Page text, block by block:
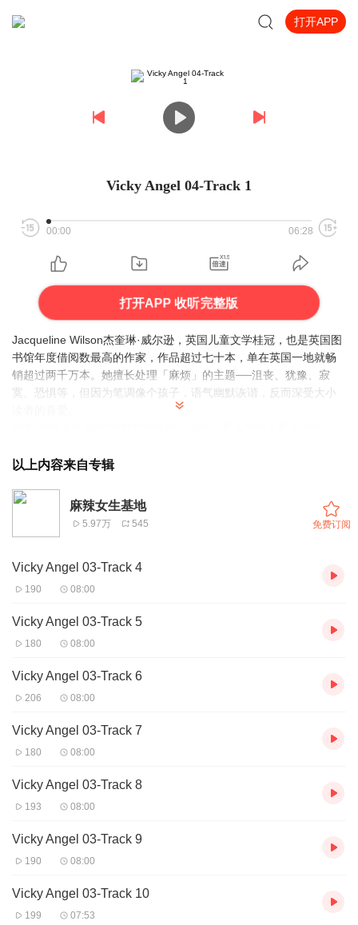
打开APP
Vicky Angel 04-Track 1
00:00 06:28
打开APP 收听完整版
Jacqueline Wilson杰奎琳·威尔逊，英国儿童文学桂冠，也是英国图
书馆年度借阅数最高的作家，作品超过七十本，单在英国一地就畅
销超过两千万本。她擅长处理「麻烦」的主题──沮丧、犹豫、寂
寞、恐惧等，但因为笔调像个孩子，语气幽默诙谐，反而深受大小
Wilson）,她的作品不仅深受读者喜爱，也频获好评，曾获得英国
童图书奖，并在2008年因文学杰出成就获英国女王颁赠骑士爵位。
以上内容来自专辑
麻辣女生基地
5.97万 545 免费订阅
Vicky Angel 03-Track 4
190 08:00
Vicky Angel 03-Track 5
180 08:00
Vicky Angel 03-Track 6
206 08:00
Vicky Angel 03-Track 7
180 08:00
Vicky Angel 03-Track 8
193 08:00
Vicky Angel 03-Track 9
190 08:00
Vicky Angel 03-Track 10
199 07:53